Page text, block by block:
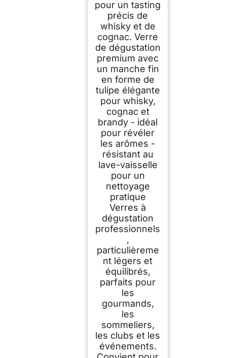
pour un tasting
précis de
whisky et de
cognac. Verre
de dégustation
premium avec
un manche fin
en forme de
tulipe élégante
pour whisky,
cognac et
brandy - idéal
pour révéler
les arômes -
résistant au
lave-vaisselle
pour un
nettoyage
pratique
Verres à
dégustation
professionnels
,
particulièreme
nt légers et
équilibrés,
parfaits pour
les
gourmands,
les
sommeliers,
les clubs et les
événements.